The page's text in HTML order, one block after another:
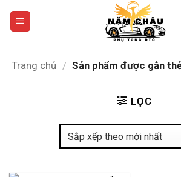
qua
Trang chủ / Sản phẩm được gắn
LỌC